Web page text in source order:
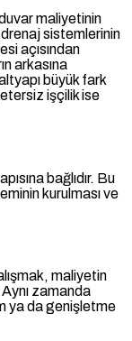
maliyetinin
drenaj sistemlerinin
açısından
arkasına
büyük fark
işçilik ise
bağlıdır. Bu
kurulması ve
maliyetin
zamanda
ya da genişletme